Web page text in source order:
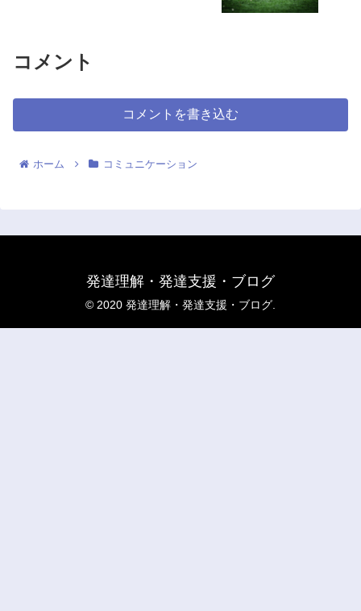
コメント
コメントを書き込む
ホーム コミュニケーション
発達理解・発達支援・ブログ
© 2020 発達理解・発達支援・ブログ.